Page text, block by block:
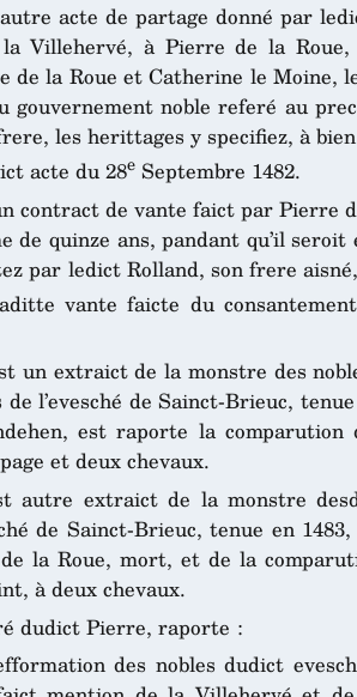
acte de partage donné par
Villehervé, à Pierre de la Roue,
de la Roue et Catherine le Moine,
gouvernement noble referé au
les herittages y specifiez, à
acte du 28e Septembre 1482.
contract de vante faict par Pierre
de quinze ans, pandant qu’il
par ledict Rolland, son frere
vante faicte du
un extraict de la monstre des
l’evesché de Sainct-Brieuc,
est raporte la
et deux chevaux.
autre extraict de la monstre
de Sainct-Brieuc, tenue en
la Roue, mort, et de la
à deux chevaux.
dudict Pierre, raporte :
des nobles dudict